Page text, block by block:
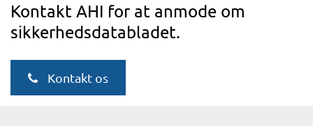
Kontakt AHI for at anmode om
sikkerhedsdatabladet.
Kontakt os